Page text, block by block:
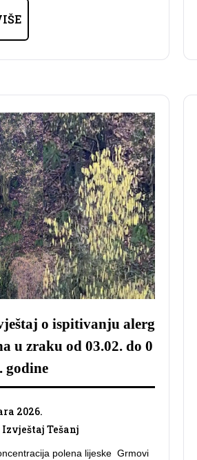
o ispitivanju alerg
u zraku od 03.02. do 0
godine
2026.
Tešanj
polena lijeske Grmovi